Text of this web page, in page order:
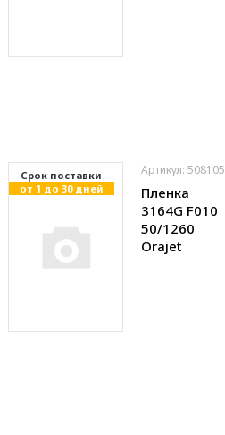
Cрок поставки
от 1 до 30 дней
Артикул: 508105
Пленка
3164G F010
50/1260
Orajet